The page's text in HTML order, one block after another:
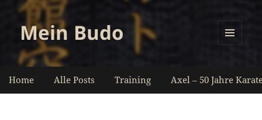
Mein Budo
Home Alle Posts Training Axel – 50 Jahre